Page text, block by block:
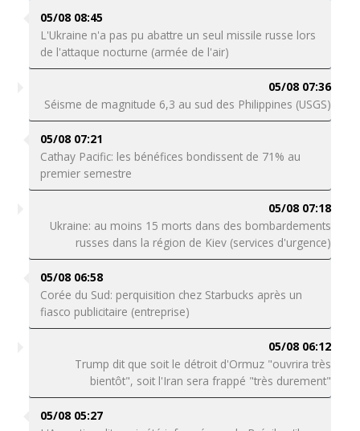
05/08 08:45
L'Ukraine n'a pas pu abattre un seul missile russe lors
de l'attaque nocturne (armée de l'air)
05/08 07:36
Séisme de magnitude 6,3 au sud des Philippines (USGS)
05/08 07:21
Cathay Pacific: les bénéfices bondissent de 71% au
premier semestre
05/08 07:18
Ukraine: au moins 15 morts dans des bombardements
russes dans la région de Kiev (services d'urgence)
05/08 06:58
Corée du Sud: perquisition chez Starbucks après un
fiasco publicitaire (entreprise)
05/08 06:12
Trump dit que soit le détroit d'Ormuz "ouvrira très
bientôt", soit l'Iran sera frappé "très durement"
05/08 05:27